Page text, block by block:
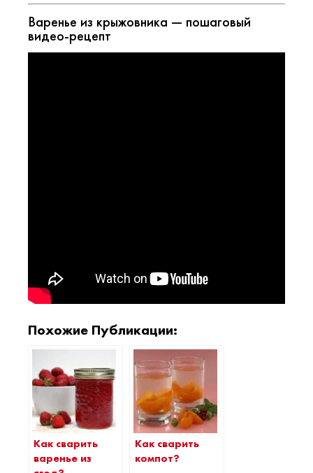
Варенье из крыжовника — пошаговый
видео-рецепт
Похожие Публикации:
Как сварить
варенье из
Как сварить
компот?